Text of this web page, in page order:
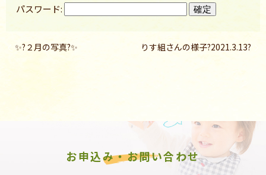
パスワード:
✨?２月の写真?✨ りす組さんの様子?2021.3.13?
お申込み・お問い合わせ